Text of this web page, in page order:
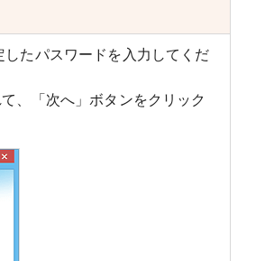
たパスワードを入力してくだ
、「次へ」ボタンをクリック